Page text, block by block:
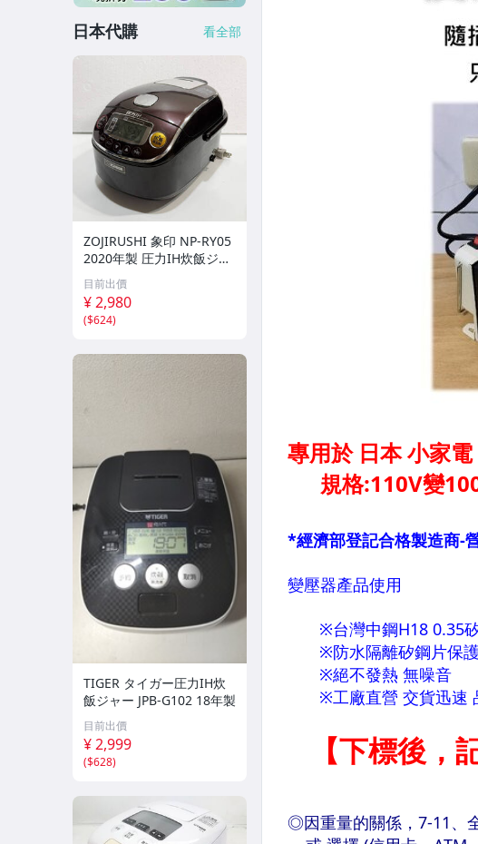
日本代購 看全部
ZOJIRUSHI 象印 NP-RY05
2020年製 圧力IH炊飯ジャ
ー 3合炊き 極め炊き 動作
確認済 簡易清掃済
目前出價
¥ 2,980
($624)
TIGER タイガー圧力IH炊
飯ジャー JPB-G102 18年製
目前出價
¥ 2,999
($628)